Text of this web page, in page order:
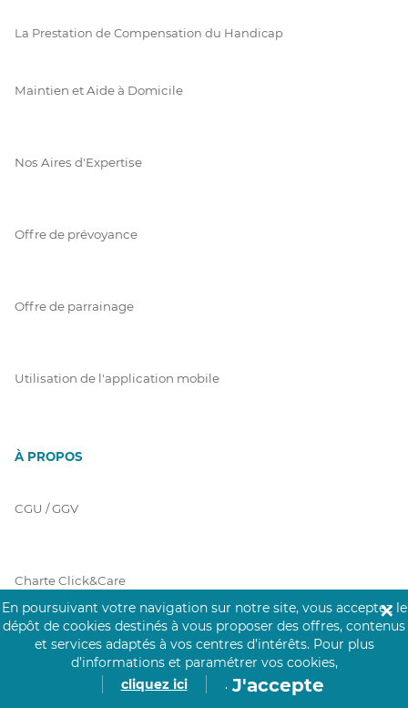
La Prestation de Compensation du Handicap
Maintien et Aide à Domicile
Nos Aires d'Expertise
Offre de prévoyance
Offre de parrainage
Utilisation de l'application mobile
À PROPOS
CGU / GGV
Charte Click&Care
Code de Déontologie
En poursuivant votre navigation sur notre site, vous acceptez le
dépôt de cookies destinés à vous proposer des offres, contenus
et services adaptés à vos centres d’intérêts. Pour plus
d’informations et paramétrer vos cookies,
cliquez ici
. J'accepte
✕